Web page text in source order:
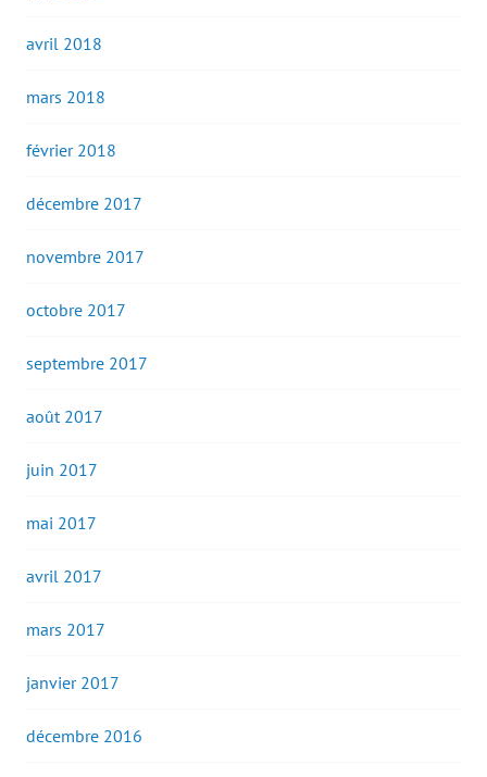
avril 2018
mars 2018
février 2018
décembre 2017
novembre 2017
octobre 2017
septembre 2017
août 2017
juin 2017
mai 2017
avril 2017
mars 2017
janvier 2017
décembre 2016